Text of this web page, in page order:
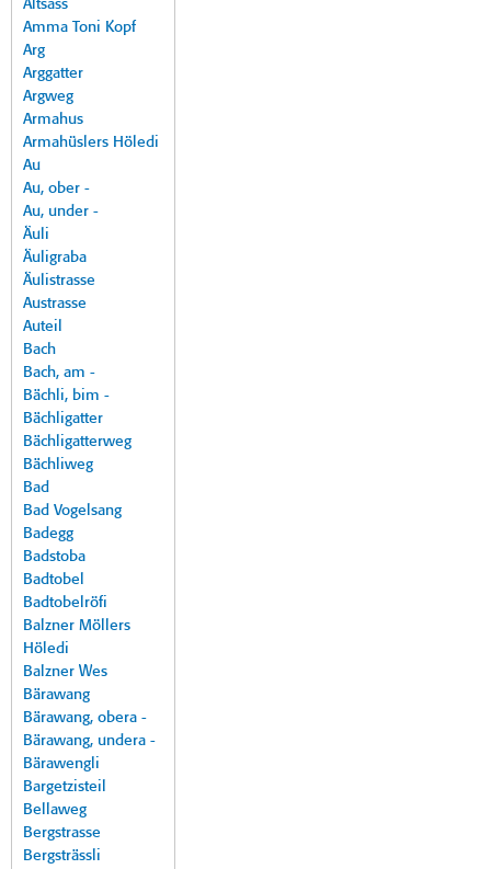
Altsäss
Amma Toni Kopf
Arg
Arggatter
Argweg
Armahus
Armahüslers Höledi
Au
Au, ober -
Au, under -
Äuli
Äuligraba
Äulistrasse
Austrasse
Auteil
Bach
Bach, am -
Bächli, bim -
Bächligatter
Bächligatterweg
Bächliweg
Bad
Bad Vogelsang
Badegg
Badstoba
Badtobel
Badtobelröfi
Balzner Möllers
Höledi
Balzner Wes
Bärawang
Bärawang, obera -
Bärawang, undera -
Bärawengli
Bargetzisteil
Bellaweg
Bergstrasse
Bergsträssli